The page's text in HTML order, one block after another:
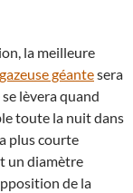
la meilleure
géantesera
lèvera quand
toute la nuit dans
plus courte
un diamètre
de la